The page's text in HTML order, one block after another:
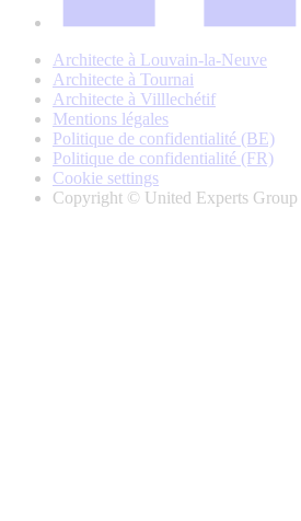
Architecte à Louvain-la-Neuve
Architecte à Tournai
Architecte à Villlechétif
Mentions légales
Politique de confidentialité (BE)
Politique de confidentialité (FR)
Cookie settings
Copyright © United Experts Group